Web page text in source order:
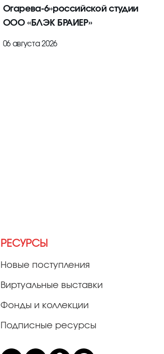
Огарева-6»российской студии
ООО «БЛЭК БРАИЕР»
06 августа 2026
РЕСУРСЫ
Новые поступления
Виртуальные выставки
Фонды и коллекции
Подписные ресурсы